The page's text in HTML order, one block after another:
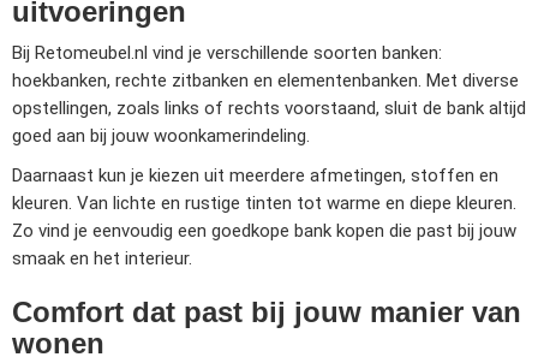
uitvoeringen
Bij Retomeubel.nl vind je verschillende soorten banken:
hoekbanken, rechte zitbanken en elementenbanken. Met diverse
opstellingen, zoals links of rechts voorstaand, sluit de bank altijd
goed aan bij jouw woonkamerindeling.
Daarnaast kun je kiezen uit meerdere afmetingen, stoffen en
kleuren. Van lichte en rustige tinten tot warme en diepe kleuren.
Zo vind je eenvoudig een goedkope bank kopen die past bij jouw
smaak en het interieur.
Comfort dat past bij jouw manier van
wonen